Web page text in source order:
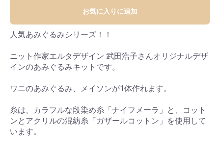
お気に入りに追加
人気あみぐるみシリーズ！！
ニット作家エルタデザイン 武田浩子さんオリジナルデザ
インのあみぐるみキットです。
ワニのあみぐるみ、メイソンが1体作れます。
糸は、カラフルな段染め糸「ナイフメーラ」と、コット
ンとアクリルの混紡糸「ガザールコットン」を使用して
います。